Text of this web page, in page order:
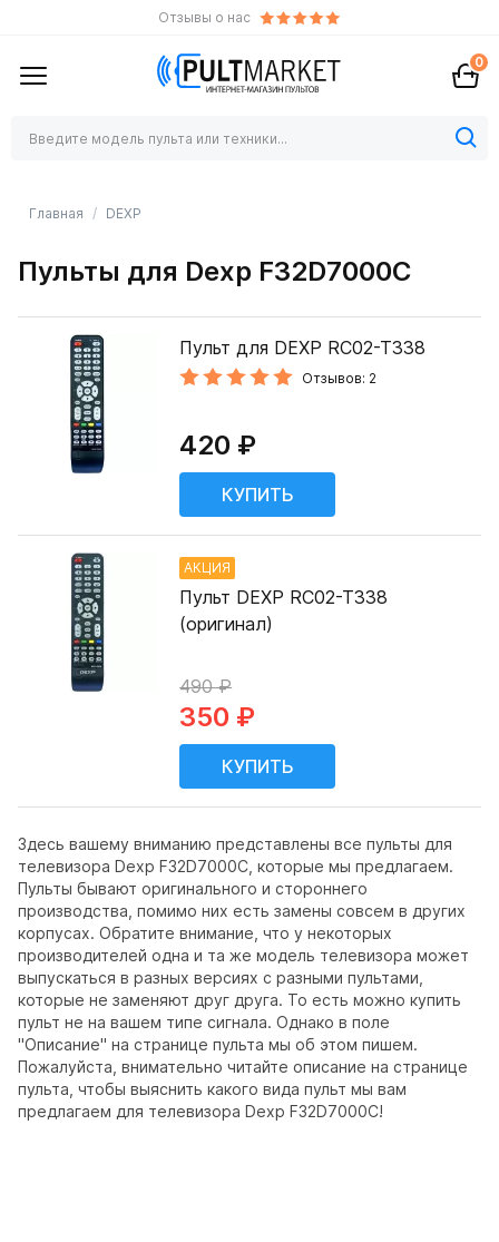
Отзывы о нас
0
Главная DEXP
Пульты для Dexp F32D7000C
Здесь вашему вниманию представлены все пульты для
телевизора Dexp F32D7000C, которые мы предлагаем.
Пульты бывают оригинального и стороннего
производства, помимо них есть замены совсем в других
корпусах. Обратите внимание, что у некоторых
производителей одна и та же модель телевизора может
выпускаться в разных версиях с разными пультами,
которые не заменяют друг друга. То есть можно купить
пульт не на вашем типе сигнала. Однако в поле
"Описание" на странице пульта мы об этом пишем.
Пожалуйста, внимательно читайте описание на странице
пульта, чтобы выяснить какого вида пульт мы вам
предлагаем для телевизора Dexp F32D7000C!
Пульт для DEXP RC02-T338
Отзывов: 2
420 ₽
АКЦИЯ
Пульт DEXP RC02-T338
(оригинал)
490 ₽
350 ₽